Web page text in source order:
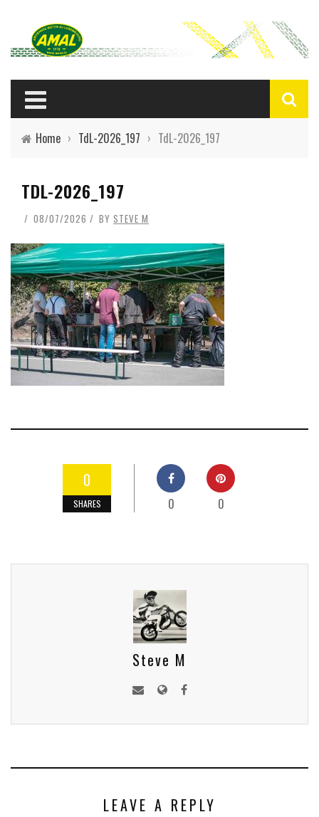
Home › TdL-2026_197 › TdL-2026_197
TDL-2026_197
08/07/2026 BY STEVE M
0
SHARES 0 0
Steve M
LEAVE A REPLY